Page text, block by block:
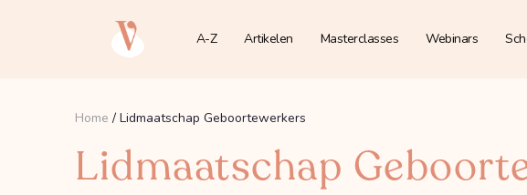
A-Z Artikelen Masterclasses Webinars
Home / Lidmaatschap Geboortewerkers
Lidmaatschap